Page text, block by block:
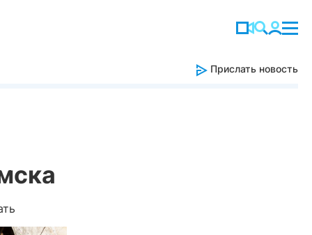
Прислать новость